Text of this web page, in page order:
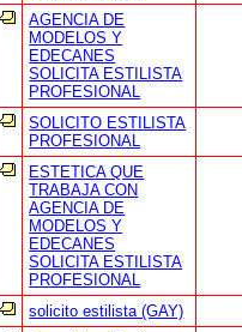
AGENCIA DE
MODELOS Y
EDECANES
SOLICITA ESTILISTA
PROFESIONAL
SOLICITO ESTILISTA
PROFESIONAL
ESTETICA QUE
TRABAJA CON
AGENCIA DE
MODELOS Y
EDECANES
SOLICITA ESTILISTA
PROFESIONAL
solicito estilista (GAY)